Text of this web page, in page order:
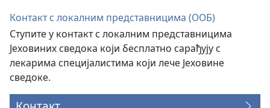
Контакт с локалним представницима (ООБ)
Ступите у контакт с локалним представницима
Јеховиних сведока који бесплатно сарађују с
лекарима специјалистима који лече Јеховине
сведоке.